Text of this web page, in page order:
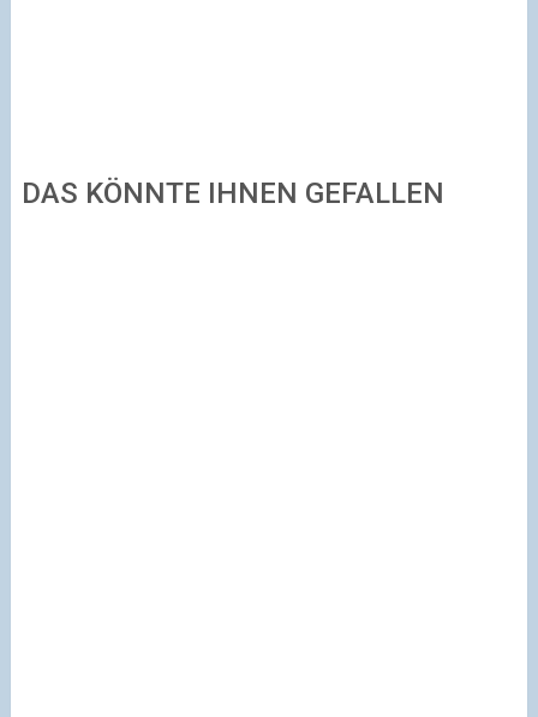
DAS KÖNNTE IHNEN GEFALLEN